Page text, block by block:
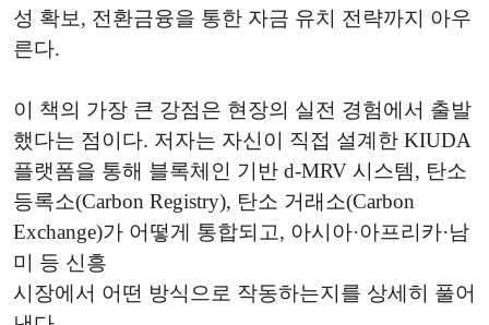
성 확보, 전환금융을 통한 자금 유치 전략까지 아우
른다.
이 책의 가장 큰 강점은 현장의 실전 경험에서 출발
했다는 점이다. 저자는 자신이 직접 설계한 KIUDA
플랫폼을 통해 블록체인 기반 d-MRV 시스템, 탄소
등록소(Carbon Registry), 탄소 거래소(Carbon
Exchange)가 어떻게 통합되고, 아시아·아프리카·남
미 등 신흥
시장에서 어떤 방식으로 작동하는지를 상세히 풀어